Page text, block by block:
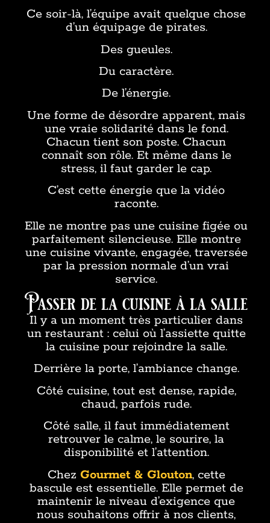
Ce soir-là, l’équipe avait quelque chose
d’un équipage de pirates.
Des gueules.
Du caractère.
De l’énergie.
Une forme de désordre apparent, mais
une vraie solidarité dans le fond.
Chacun tient son poste. Chacun
connaît son rôle. Et même dans le
stress, il faut garder le cap.
C’est cette énergie que la vidéo
raconte.
Elle ne montre pas une cuisine figée ou
parfaitement silencieuse. Elle montre
une cuisine vivante, engagée, traversée
par la pression normale d’un vrai
service.
Passer de la cuisine à la salle
Il y a un moment très particulier dans
un restaurant : celui où l’assiette quitte
la cuisine pour rejoindre la salle.
Derrière la porte, l’ambiance change.
Côté cuisine, tout est dense, rapide,
chaud, parfois rude.
Côté salle, il faut immédiatement
retrouver le calme, le sourire, la
disponibilité et l’attention.
Chez Gourmet & Glouton, cette
bascule est essentielle. Elle permet de
maintenir le niveau d’exigence que
nous souhaitons offrir à nos clients,